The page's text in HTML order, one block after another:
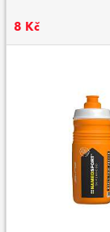
8 Kč